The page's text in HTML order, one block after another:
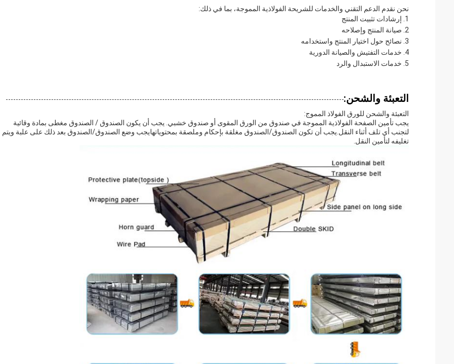
نحن نقدم الدعم التقني والخدمات للشريحة الفولاذية المموجة، بما في ذلك:
إرشادات تثبيت المنتج
صيانة المنتج وإصلاحه
نصائح حول اختيار المنتج واستخدامه
خدمات التفتيش والصيانة الدورية
خدمات الاستبدال والرد
التعبئة والشحن:
التعبئة والشحن للورق الفولاذ المموج:
يجب تأمين الصفحة الفولاذية المموجة في صندوق من الورق المقوى أو صندوق خشبي. يجب أن يكون الصندوق / الصندوق مغطى بمادة وقائية
لتجنب أي تلف أثناء النقل.يجب أن تكون الصندوق/الصندوق مغلقة بإحكام وملصقة بمحتوياتهايجب وضع الصندوق/الصندوق بعد ذلك على علبة ويتم
تغليفه لتأمين النقل.